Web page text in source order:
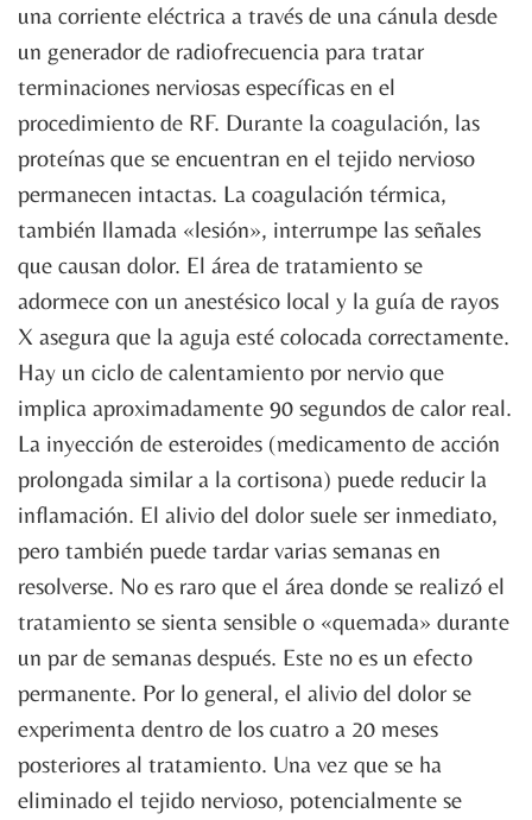
una corriente eléctrica a través de una cánula desde
un generador de radiofrecuencia para tratar
terminaciones nerviosas específicas en el
procedimiento de RF. Durante la coagulación, las
proteínas que se encuentran en el tejido nervioso
permanecen intactas. La coagulación térmica,
también llamada «lesión», interrumpe las señales
que causan dolor. El área de tratamiento se
adormece con un anestésico local y la guía de rayos
X asegura que la aguja esté colocada correctamente.
Hay un ciclo de calentamiento por nervio que
implica aproximadamente 90 segundos de calor real.
La inyección de esteroides (medicamento de acción
prolongada similar a la cortisona) puede reducir la
inflamación. El alivio del dolor suele ser inmediato,
pero también puede tardar varias semanas en
resolverse. No es raro que el área donde se realizó el
tratamiento se sienta sensible o «quemada» durante
un par de semanas después. Este no es un efecto
permanente. Por lo general, el alivio del dolor se
experimenta dentro de los cuatro a 20 meses
posteriores al tratamiento. Una vez que se ha
eliminado el tejido nervioso, potencialmente se